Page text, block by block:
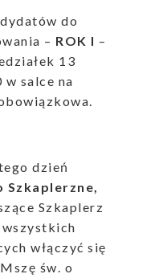
do
– ROK I –
13
salce na
dzień
Szkaplerzne,
Szkaplerz
włączyć się
św. o